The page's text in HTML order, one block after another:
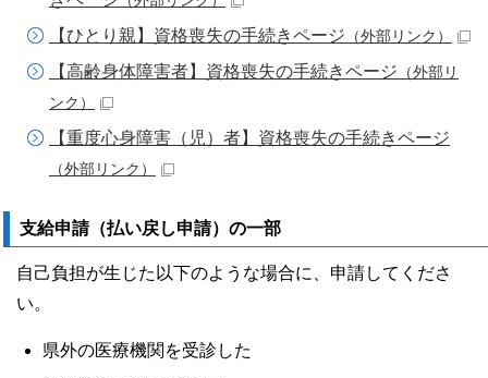
【ひとり親】資格喪失の手続きページ （外部リンク）
【高齢身体障害者】資格喪失の手続きページ （外部リ
ンク）
【重度心身障害（児）者】資格喪失の手続きページ
（外部リンク）
支給申請（払い戻し申請）の一部
自己負担が生じた以下のような場合に、申請してくださ
い。
県外の医療機関を受診した